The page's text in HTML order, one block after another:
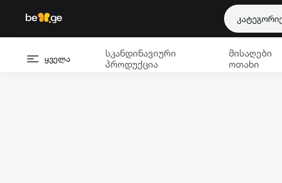
ყველა
სკანდინავიური
პროდუქცია
მისაღები
ოთახი